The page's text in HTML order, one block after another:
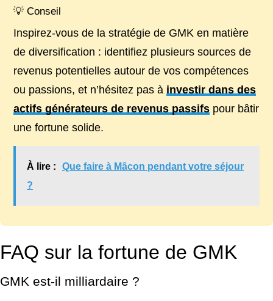
💡 Conseil
Inspirez-vous de la stratégie de GMK en matière
de diversification : identifiez plusieurs sources de
revenus potentielles autour de vos compétences
ou passions, et n’hésitez pas à investir dans des
actifs générateurs de revenus passifs pour bâtir
une fortune solide.
À lire :
Que faire à Mâcon pendant votre séjour
?
FAQ sur la fortune de GMK
GMK est-il milliardaire ?